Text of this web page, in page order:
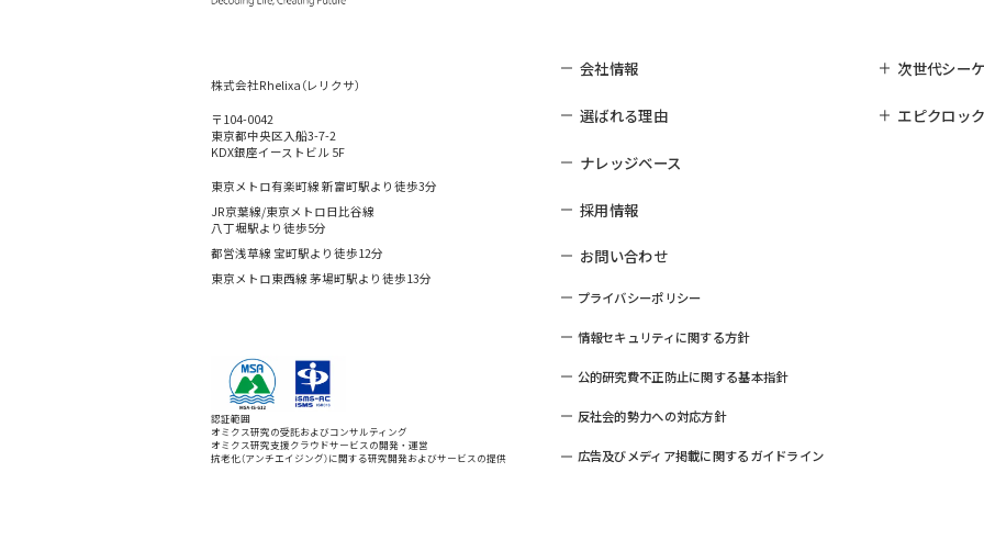
株式会社Rhelixa（レリクサ）
〒104-0042
東京都中央区入船3-7-2
KDX銀座イーストビル 5F
東京メトロ有楽町線 新富町駅より徒歩3分
JR京葉線/東京メトロ日比谷線
八丁堀駅より徒歩5分
都営浅草線 宝町駅より徒歩12分
東京メトロ東西線 茅場町駅より徒歩13分
認証範囲
オミクス研究の受託およびコンサルティング
オミクス研究支援クラウドサービスの開発・運営
抗老化（アンチエイジング）に関する研究開発およびサービスの提供
会社情報
選ばれる理由
ナレッジベース
採用情報
お問い合わせ
プライバシーポリシー
情報セキュリティに関する方針
公的研究費不正防止に関する基本指針
反社会的勢力への対応方針
広告及びメディア掲載に関するガイドライン
次世代シー
エピクロッ